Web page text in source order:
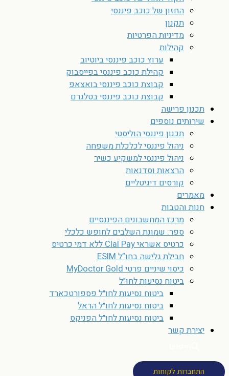
החזון של כוכב פיננסי
תקנון
מדיניות הפרטיות
קהילות
ערוץ כוכב פיננסי ביוטיוב
קהילת כוכב פיננסי בפייסבוק
קבוצת כוכב פיננסי בואצאפ
קבוצת כוכב פיננסי בטלגרם
תכנון פרישה
שירותים נוספים
תכנון פיננסי הוליסטי
ניהול פיננסי לכלכלת משפחה
ניהול פיננסי למשקיע כשיר
הרצאות וסדנאות
קורסים דיגיטליים
מאמרים
חנות והטבות
מרכז המחשבונים הפיננסיים
ספר: שמונת השלבים לחופש כלכלי
כרטיס אשראי Clal Pay ללא דמי כרטיס
חבילת גלישה בחו”ל ESIM
כיסוי שיניים פרטי MyDoctor Gold
ביטוח נסיעות לחו״ל
ביטוח נסיעות לחו״ל פספורטכארד
ביטוח נסיעות לחו״ל הראל
ביטוח נסיעות לחו״ל הפניקס
יצירת קשר
התחברות לקוחות